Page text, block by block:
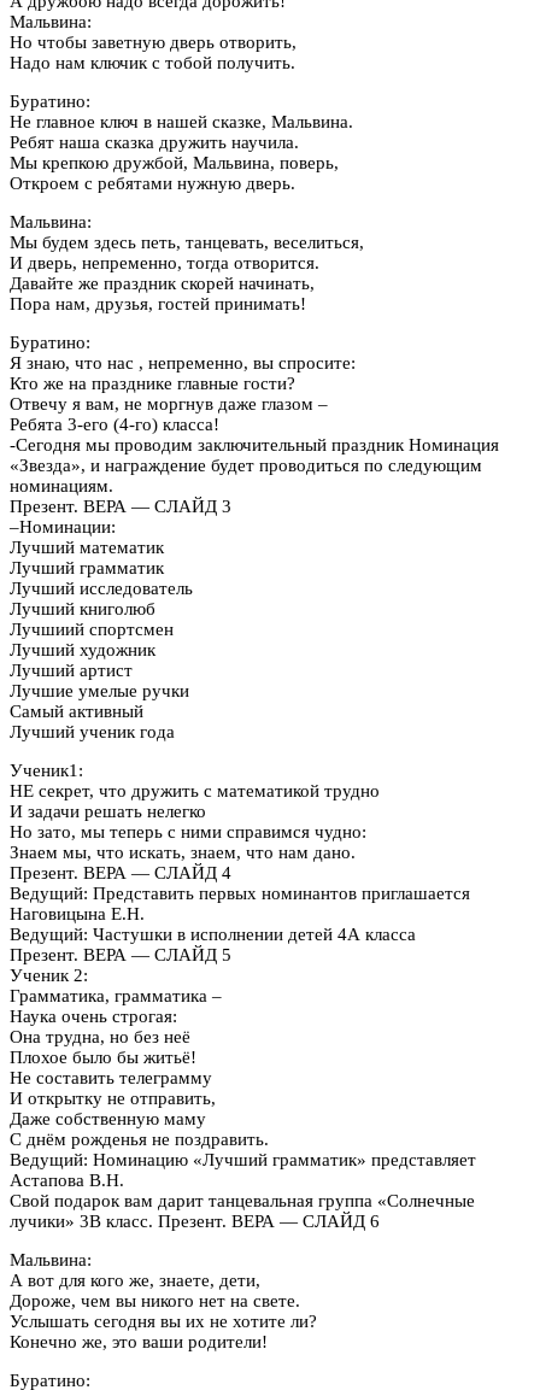
Мальвина:
Но чтобы заветную дверь отворить,
Надо нам ключик с тобой получить.
Буратино:
Не главное ключ в нашей сказке, Мальвина.
Ребят наша сказка дружить научила.
Мы крепкою дружбой, Мальвина, поверь,
Откроем с ребятами нужную дверь.
Мальвина:
Мы будем здесь петь, танцевать, веселиться,
И дверь, непременно, тогда отворится.
Давайте же праздник скорей начинать,
Пора нам, друзья, гостей принимать!
Буратино:
Я знаю, что нас , непременно, вы спросите:
Кто же на празднике главные гости?
Отвечу я вам, не моргнув даже глазом –
Ребята 3-его (4-го) класса!
-Сегодня мы проводим заключительный праздник Номинация
«Звезда», и награждение будет проводиться по следующим
номинациям.
Презент. ВЕРА — СЛАЙД 3
–Номинации:
Лучший математик
Лучший грамматик
Лучший исследователь
Лучший книголюб
Лучшиий спортсмен
Лучший художник
Лучший артист
Лучшие умелые ручки
Самый активный
Лучший ученик года
Ученик1:
НЕ секрет, что дружить с математикой трудно
И задачи решать нелегко
Но зато, мы теперь с ними справимся чудно:
Знаем мы, что искать, знаем, что нам дано.
Презент. ВЕРА — СЛАЙД 4
Ведущий: Представить первых номинантов приглашается
Наговицына Е.Н.
Ведущий: Частушки в исполнении детей 4А класса
Презент. ВЕРА — СЛАЙД 5
Ученик 2:
Грамматика, грамматика –
Наука очень строгая:
Она трудна, но без неё
Плохое было бы житьё!
Не составить телеграмму
И открытку не отправить,
Даже собственную маму
С днём рожденья не поздравить.
Ведущий: Номинацию «Лучший грамматик» представляет
Астапова В.Н.
Свой подарок вам дарит танцевальная группа «Солнечные
лучики» 3В класс. Презент. ВЕРА — СЛАЙД 6
Мальвина:
А вот для кого же, знаете, дети,
Дороже, чем вы никого нет на свете.
Услышать сегодня вы их не хотите ли?
Конечно же, это ваши родители!
Буратино: